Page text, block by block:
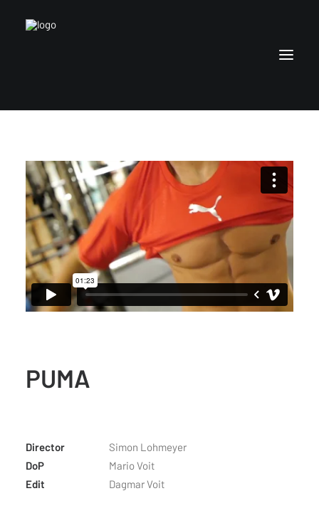
PUMA
Director
Simon Lohmeyer
DoP
Mario Voit
Edit
Dagmar Voit